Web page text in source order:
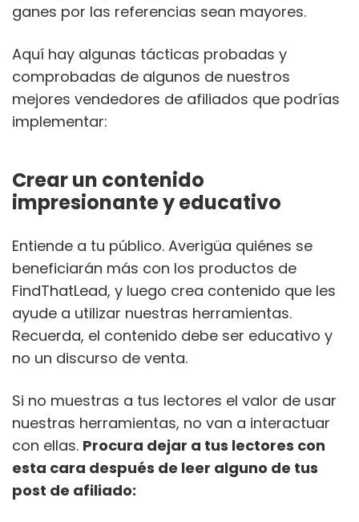
ganes por las referencias sean mayores.
Aquí hay algunas tácticas probadas y
comprobadas de algunos de nuestros
mejores vendedores de afiliados que podrías
implementar:
Crear un contenido
impresionante y educativo
Entiende a tu público. Averigüa quiénes se
beneficiarán más con los productos de
FindThatLead, y luego crea contenido que les
ayude a utilizar nuestras herramientas.
Recuerda, el contenido debe ser educativo y
no un discurso de venta.
Si no muestras a tus lectores el valor de usar
nuestras herramientas, no van a interactuar
con ellas. Procura dejar a tus lectores con
esta cara después de leer alguno de tus
post de afiliado: